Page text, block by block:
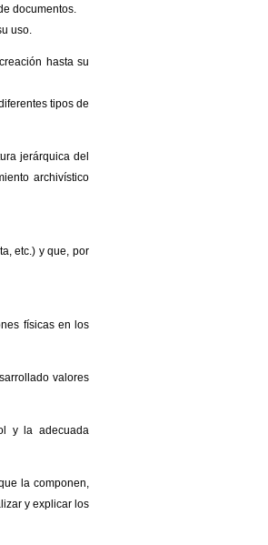
documentos.
uso.
hasta su
tipos de
jerárquica del
archivístico
etc.) y que, por
físicas en los
valores
y la adecuada
la componen,
y explicar los